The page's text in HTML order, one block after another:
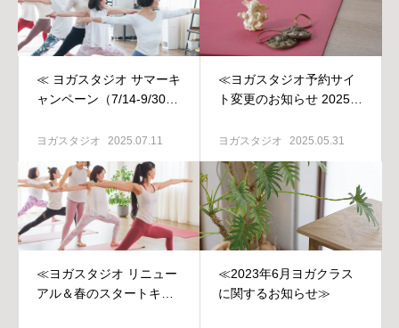
≪ ヨガスタジオ サマーキ
ャンペーン（7/14-9/30）
ヨガスタジオ 2025.07.11
≪ヨガスタジオ予約サイ
ト変更のお知らせ 2025年
ヨガスタジオ 2025.05.31
≪ヨガスタジオ リニュー
アル＆春のスタートキャ
≪2023年6月ヨガクラス
に関するお知らせ≫